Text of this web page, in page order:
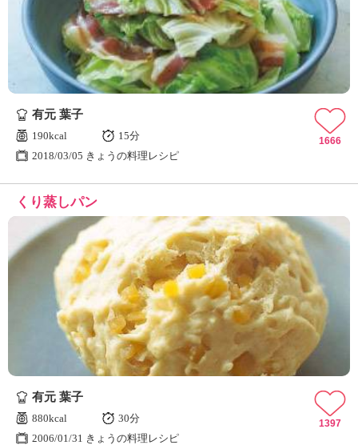
有元 葉子
190kcal
15分
2018/03/05 きょうの料理レシピ
1666
くり蒸しパン
有元 葉子
880kcal
30分
2006/01/31 きょうの料理レシピ
1397